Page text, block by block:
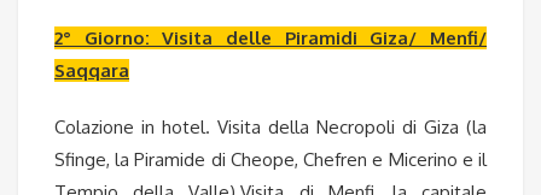
2° Giorno: Visita delle Piramidi Giza/ Menfi/
Saqqara
Colazione in hotel. Visita della Necropoli di Giza (la
Sfinge, la Piramide di Cheope, Chefren e Micerino e il